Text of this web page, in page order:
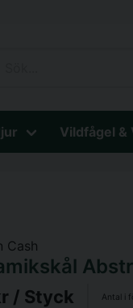
Vildfågel &
Cash
/ Styck Antal i